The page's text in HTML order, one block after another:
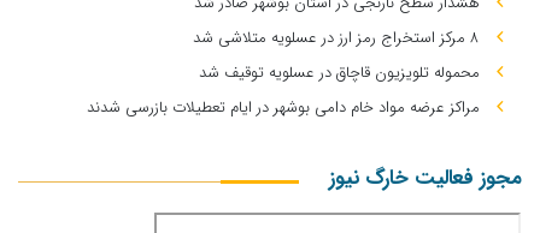
۸ مرکز استخراج رمز ارز در عسلویه متلاشی شد
محموله تلویزیون قاچاق در عسلویه توقیف شد
مراکز عرضه مواد خام دامی بوشهر در ایام تعطیلات بازرسی شدند
مجوز فعالیت خارگ نیوز